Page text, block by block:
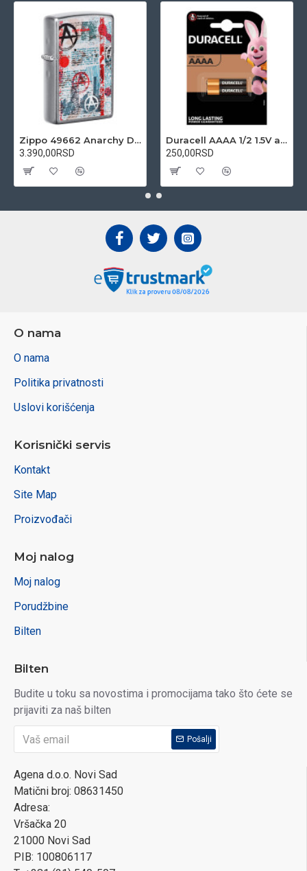
Zippo 49662 Anarchy Design upaljač
3.390,00RSD
Duracell AAAA 1/2 1.5V alkalna baterija
250,00RSD
O nama
O nama
Politika privatnosti
Uslovi korišćenja
Korisnički servis
Kontakt
Site Map
Proizvođači
Moj nalog
Moj nalog
Porudžbine
Bilten
Bilten
Budite u toku sa novostima i promocijama tako što ćete se
prijaviti za naš bilten
Pošalji
Agena d.o.o. Novi Sad
Matični broj: 08631450
Adresa:
Vršačka 20
21000 Novi Sad
PIB: 100806117